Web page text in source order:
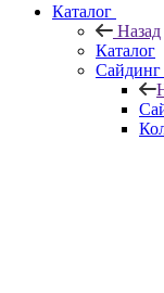
Каталог
Назад
Каталог
Сайдинг